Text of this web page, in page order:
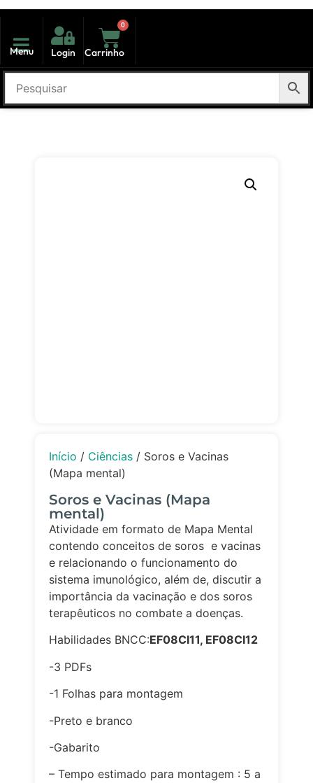
Menu Login
0
Carrinho
Início / Ciências / Soros e Vacinas
(Mapa mental)
Soros e Vacinas (Mapa
mental)
Atividade em formato de Mapa Mental
contendo conceitos de soros e vacinas
e relacionando o funcionamento do
sistema imunológico, além de, discutir a
importância da vacinação e dos soros
terapêuticos no combate a doenças.
Habilidades BNCC:EF08CI11, EF08CI12
-3 PDFs
-1 Folhas para montagem
-Preto e branco
-Gabarito
– Tempo estimado para montagem : 5 a